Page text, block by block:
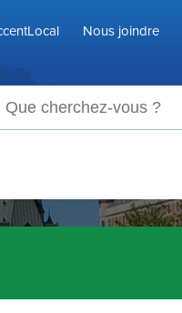
Nous joindre